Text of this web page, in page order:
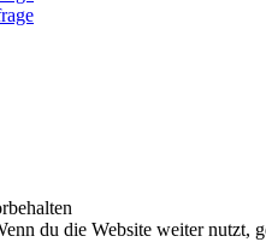
du die Website weiter nutzt,